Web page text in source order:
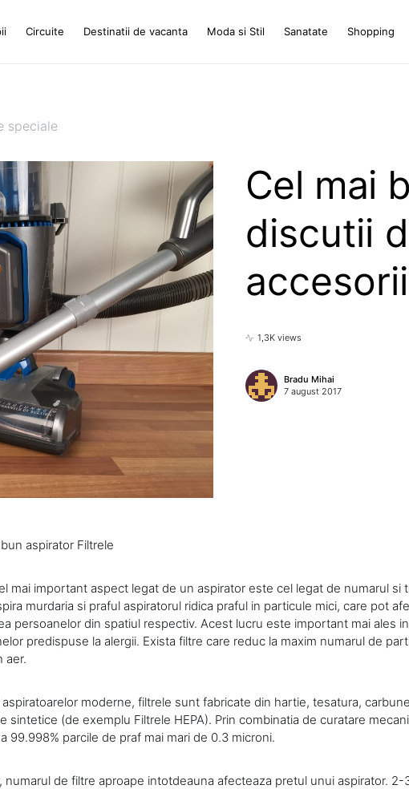
Circuite Destinatii de vacanta Moda si Stil Sanatate Shopping
speciale
Cel mai
discutii
1,3K views
Bradu Mihai
7 august 2017
aspirator Filtrele
mai important aspect legat de un aspirator este cel legat de numarul si
murdaria si praful aspiratorul ridica praful in particule mici, care pot
persoanelor din spatiul respectiv. Acest lucru este important mai ales
predispuse la alergii. Exista filtre care reduc la maxim numarul de
aer.
aspiratoarelor moderne, filtrele sunt fabricate din hartie, tesatura,
sintetice (de exemplu Filtrele HEPA). Prin combinatia de curatare
99.998% parcile de praf mai mari de 0.3 microni.
numarul de filtre aproape intotdeauna afecteaza pretul unui aspirator. 2-